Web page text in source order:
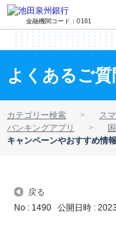
金融機関コード：0161
よくあるご質
カテゴリー検索
ス
バンキングアプリ
キャンペーンやおすすめ情
戻る
No : 1490 公開日時 :